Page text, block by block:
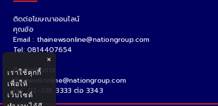
ติดต่อโฆษณาออนไลน์
คุณอ้อ
Email : thainewsonline@nationgroup.com
Tel: 0814407654
ติดต่อฝ่ายข่าว
thainewsonline@nationgroup.com
โทร. 02-338-3333 ต่อ 3343
×
เราใช้คุกกี้
เพื่อให้
เว็บไซต์